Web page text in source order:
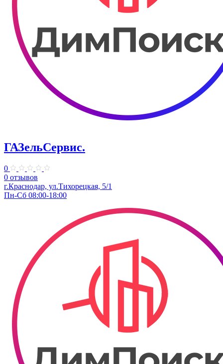
ГАЗельСервис.
0
0 отзывов
​г.Краснодар, ул.Тихорецкая, 5/1
Пн-Сб 08:00-18:00